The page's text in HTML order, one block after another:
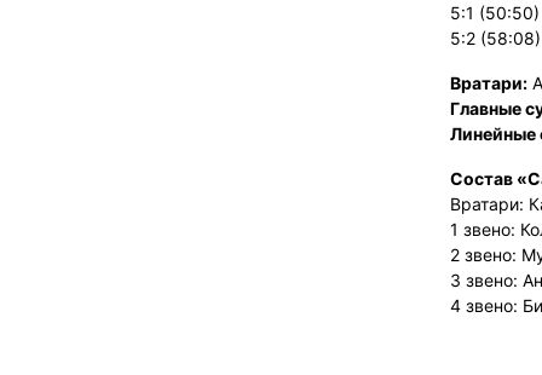
5:1
5:2
Вратари:
Главные
Линейные
Состав
Вратари:
1 звено:
2 звено:
3 звено:
4 звено: